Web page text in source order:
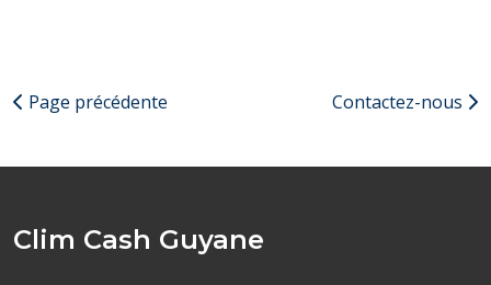
Page précédente Contactez-nous
Clim Cash Guyane